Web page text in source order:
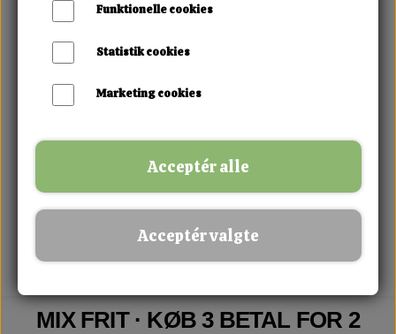
MIX FRIT · KØB 3 BETAL FOR 2
Funktionelle cookies
Statistik cookies
Marketing cookies
Acceptér alle
Acceptér valgte